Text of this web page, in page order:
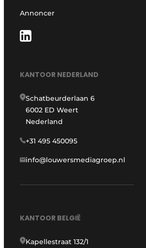
Annoncer
KANTOOR NEDERLAND
Schatbeurderlaan 6
6002 ED Weert
Nederland
+31 495 450095
info@louwersmediagroep.nl
KANTOOR BELGIË
Kapellestraat 132/1